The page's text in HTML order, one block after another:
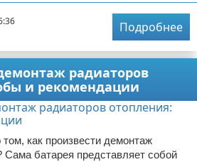
Подробнее
радиаторов
и рекомендации
как произвести демонтаж
Сама батарея представляет собой